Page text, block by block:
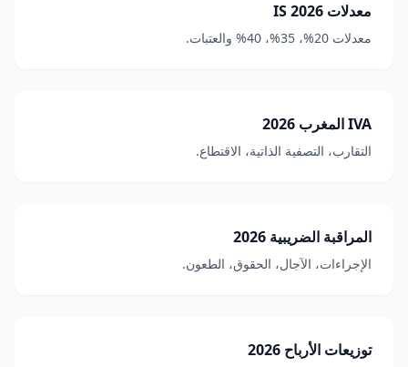
معدلات IS 2026
معدلات 20%، 35%، 40% والعتبات.
IVA المغرب 2026
التقارب، التصفية الذاتية، الاقتطاع.
المراقبة الضريبية 2026
الإجراءات، الآجال، الحقوق، الطعون.
توزيعات الأرباح 2026